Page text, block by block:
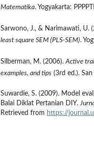
Matematika. Yogyakarta:
Sarwono, J., & Narimawati, U.
least square SEM (PLS-SEM).
Silberman, M. (2006).Active
examples, and tips (3rd ed.).
Suwardie, S. (2009). Model
Balai Diklat Pertanian DIY.
Retrieved from https://